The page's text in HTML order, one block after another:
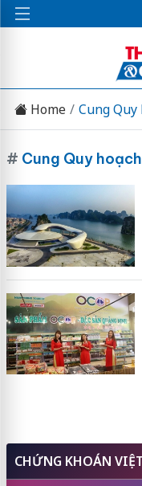
Home Cung Quy
# Cung Quy hoạch
CHỨNG KHOÁN